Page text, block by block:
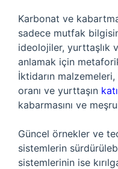
Karbonat ve
sadece mutfak
ideolojiler, yurttaşlık
anlamak için
İktidarın
oranı ve yurttaşın
kabarmasını ve
Güncel örnekler ve
sistemlerin
sistemlerinin ise